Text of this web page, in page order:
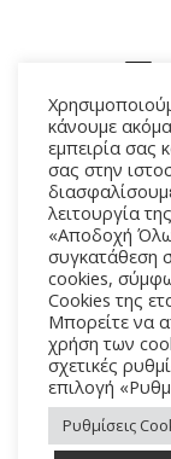
κάνουμε
εμπειρία σας
σας στην
λειτουργία
«Αποδοχή
συγκατάθεση
cookies,
Cookies της
Μπορείτε να
χρήση των
σχετικές
επιλογή
Ρυθμίσεις